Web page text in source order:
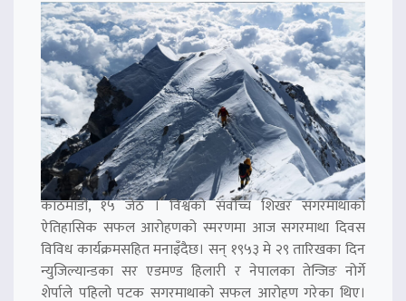
काठमाडौं, १५ जेठ । विश्वको सर्वोच्च शिखर सगरमाथाको
ऐतिहासिक सफल आरोहणको स्मरणमा आज सगरमाथा दिवस
विविध कार्यक्रमसहित मनाइँदैछ। सन् १९५३ मे २९ तारिखका दिन
न्युजिल्यान्डका सर एडमण्ड हिलारी र नेपालका तेन्जिङ नोर्गे
शेर्पाले पहिलो पटक सगरमाथाको सफल आरोहण गरेका थिए।